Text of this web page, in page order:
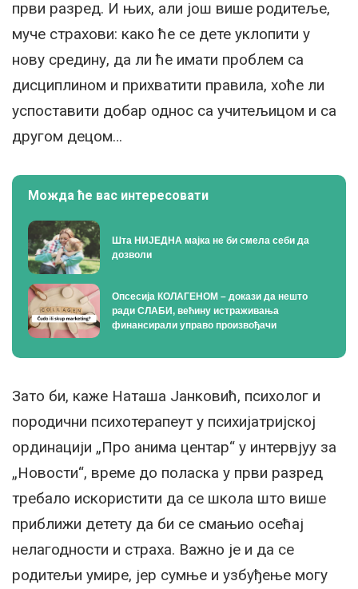
први разред. И њих, али још више родитеље,
муче страхови: како ће се дете уклопити у
нову средину, да ли ће имати проблем са
дисциплином и прихватити правила, хоће ли
успоставити добар однос са учитељицом и са
другом децом…
Можда ће вас интересовати
Шта НИЈЕДНА мајка не би смела себи да
дозволи
Опсесија КОЛАГЕНОМ – докази да нешто
ради СЛАБИ, већину истраживања
финансирали управо произвођачи
Зато би, каже Наташа Јанковић, психолог и
породични психотерапеут у психијатријској
ординацији „Про анима центар“ у интервјуу за
„Новости“, време до поласка у први разред
требало искористити да се школа што више
приближи детету да би се смањио осећај
нелагодности и страха. Важно је и да се
родитељи умире, јер сумње и узбуђење могу